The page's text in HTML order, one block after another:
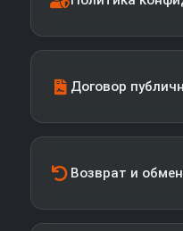
Договор
Возврат и обмен